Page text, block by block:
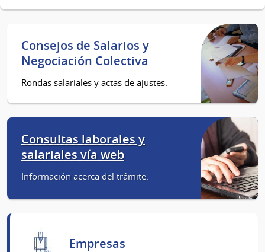
Consejos de Salarios y
Negociación Colectiva
Rondas salariales y actas de ajustes.
Consultas laborales y
salariales vía web
Información acerca del trámite.
Empresas